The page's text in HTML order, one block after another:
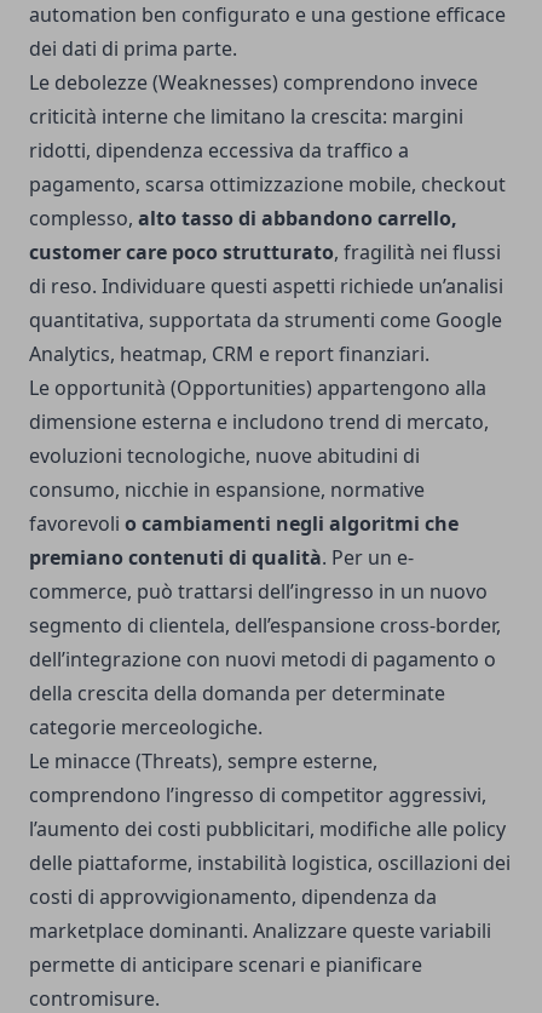
automation ben configurato e una gestione efficace
dei dati di prima parte.
Le debolezze (Weaknesses) comprendono invece
criticità interne che limitano la crescita: margini
ridotti, dipendenza eccessiva da traffico a
pagamento, scarsa ottimizzazione mobile, checkout
complesso, alto tasso di abbandono carrello,
customer care poco strutturato, fragilità nei flussi
di reso. Individuare questi aspetti richiede un’analisi
quantitativa, supportata da strumenti come Google
Analytics, heatmap, CRM e report finanziari.
Le opportunità (Opportunities) appartengono alla
dimensione esterna e includono trend di mercato,
evoluzioni tecnologiche, nuove abitudini di
consumo, nicchie in espansione, normative
favorevoli o cambiamenti negli algoritmi che
premiano contenuti di qualità. Per un e-
commerce, può trattarsi dell’ingresso in un nuovo
segmento di clientela, dell’espansione cross-border,
dell’integrazione con nuovi metodi di pagamento o
della crescita della domanda per determinate
categorie merceologiche.
Le minacce (Threats), sempre esterne,
comprendono l’ingresso di competitor aggressivi,
l’aumento dei costi pubblicitari, modifiche alle policy
delle piattaforme, instabilità logistica, oscillazioni dei
costi di approvvigionamento, dipendenza da
marketplace dominanti. Analizzare queste variabili
permette di anticipare scenari e pianificare
contromisure.